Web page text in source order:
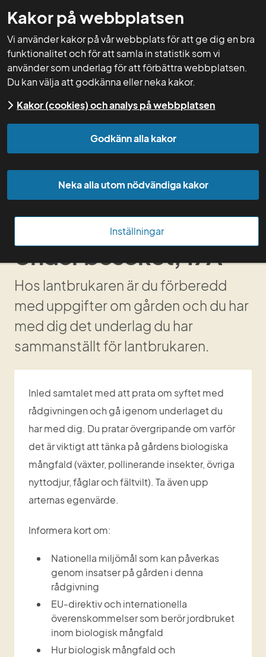
Kakor på webbplatsen
Vi använder kakor på vår webbplats för att ge dig en bra
funktionalitet och för att samla in statistik som vi
använder som underlag för att förbättra webbplatsen.
Du kan välja att godkänna eller neka kakor.
Kakor (cookies) och analys på webbplatsen
Godkänn alla kakor
Neka alla utom nödvändiga kakor
Inställningar
GNW-adm
Start Rådgivning
Biologisk mångfald i
Under besöket, 17A
Efter besöket, 17A
Under besöket, 17A
Hos lantbrukaren är du förberedd
med uppgifter om gården och du har
med dig det underlag du har
sammanställt för lantbrukaren.
Inled samtalet med att prata om syftet med
rådgivningen och gå igenom underlaget du
har med dig. Du pratar övergripande om varför
det är viktigt att tänka på gårdens biologiska
mångfald (växter, pollinerande insekter, övriga
nyttodjur, fåglar och fältvilt). Ta även upp
arternas egenvärde.
Informera kort om:
Nationella miljömål som kan påverkas
genom insatser på gården i denna
rådgivning
EU-direktiv och internationella
överenskommelser som berör jordbruket
inom biologisk mångfald
Hur biologisk mångfald och